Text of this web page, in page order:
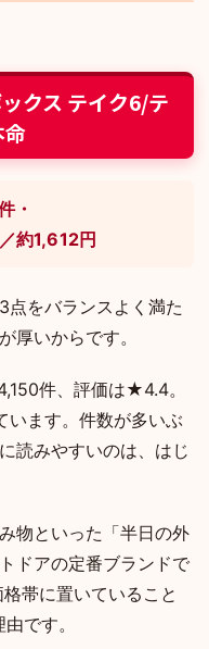
クス テイク6/テ
・
約1,612円
点をバランスよく満た
が厚いからです。
件、評価は★4.4。
います。件数が多いぶ
読みやすいのは、はじ
物といった「半日の外
ドアの定番ブランドで
帯に置いていること
です。